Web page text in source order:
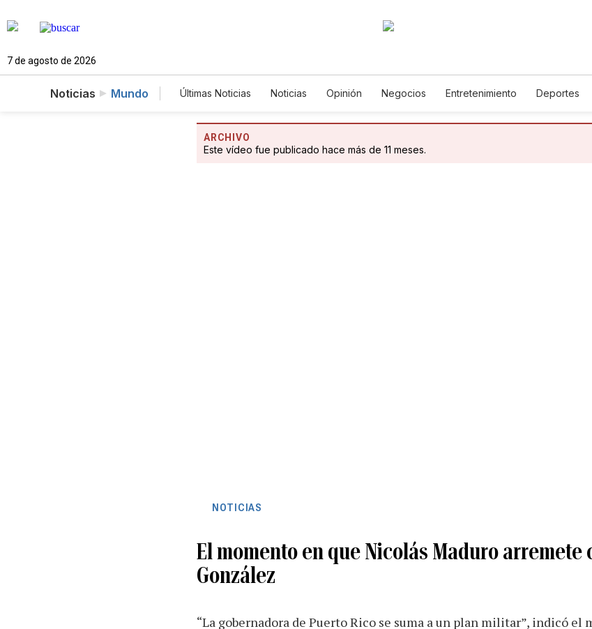
7 de agosto de 2026
Noticias Mundo Últimas Noticias Noticias Opinión Negocios Entretenimiento Deportes
ARCHIVO
Este vídeo fue publicado hace más de 11 meses.
NOTICIAS
El momento en que Nicolás Maduro
González
“La gobernadora de Puerto Rico se suma a un plan militar”, indicó el